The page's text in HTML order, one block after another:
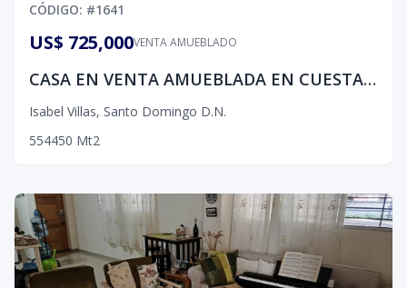
CÓDIGO: #1641
VENTA AMUEBLADO
US$ 725,000
CASA EN VENTA AMUEBLADA EN CUESTA HERMOSA III , ISABEL VILLA
Isabel Villas, Santo Domingo D.N.
554450 Mt2